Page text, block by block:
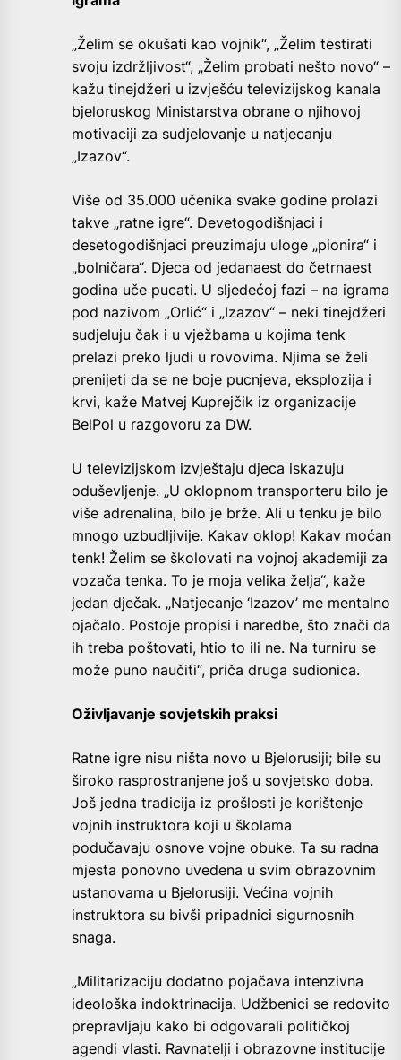
„Želim se okušati kao vojnik“, „Želim testirati
svoju izdržljivost“, „Želim probati nešto novo“ –
kažu tinejdžeri u izvješću televizijskog kanala
bjeloruskog Ministarstva obrane o njihovoj
motivaciji za sudjelovanje u natjecanju
„Izazov“.
Više od 35.000 učenika svake godine prolazi
takve „ratne igre“. Devetogodišnjaci i
desetogodišnjaci preuzimaju uloge „pionira“ i
„bolničara“. Djeca od jedanaest do četrnaest
godina uče pucati. U sljedećoj fazi – na igrama
pod nazivom „Orlić“ i „Izazov“ – neki tinejdžeri
sudjeluju čak i u vježbama u kojima tenk
prelazi preko ljudi u rovovima. Njima se želi
prenijeti da se ne boje pucnjeva, eksplozija i
krvi, kaže Matvej Kuprejčik iz organizacije
BelPol u razgovoru za DW.
U televizijskom izvještaju djeca iskazuju
oduševljenje. „U oklopnom transporteru bilo je
više adrenalina, bilo je brže. Ali u tenku je bilo
mnogo uzbudljivije. Kakav oklop! Kakav moćan
tenk! Želim se školovati na vojnoj akademiji za
vozača tenka. To je moja velika želja“, kaže
jedan dječak. „Natjecanje ‘Izazov’ me mentalno
ojačalo. Postoje propisi i naredbe, što znači da
ih treba poštovati, htio to ili ne. Na turniru se
može puno naučiti“, priča druga sudionica.
Oživljavanje sovjetskih praksi
Ratne igre nisu ništa novo u Bjelorusiji; bile su
široko rasprostranjene još u sovjetsko doba.
Još jedna tradicija iz prošlosti je korištenje
vojnih instruktora koji u školama
podučavaju osnove vojne obuke. Ta su radna
mjesta ponovno uvedena u svim obrazovnim
ustanovama u Bjelorusiji. Većina vojnih
instruktora su bivši pripadnici sigurnosnih
snaga.
„Militarizaciju dodatno pojačava intenzivna
ideološka indoktrinacija. Udžbenici se redovito
prepravljaju kako bi odgovarali političkoj
agendi vlasti. Ravnatelji i obrazovne institucije